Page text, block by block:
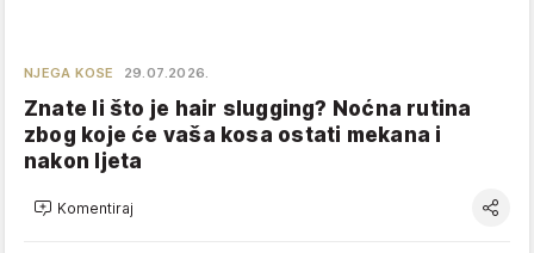
NJEGA KOSE 29.07.2026.
Znate li što je hair slugging? Noćna rutina
zbog koje će vaša kosa ostati mekana i
nakon ljeta
Komentiraj